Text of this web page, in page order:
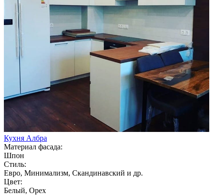
Кухня Албра
Материал фасада:
Шпон
Стиль:
Евро, Минимализм, Скандинавский и др.
Цвет:
Белый, Орех